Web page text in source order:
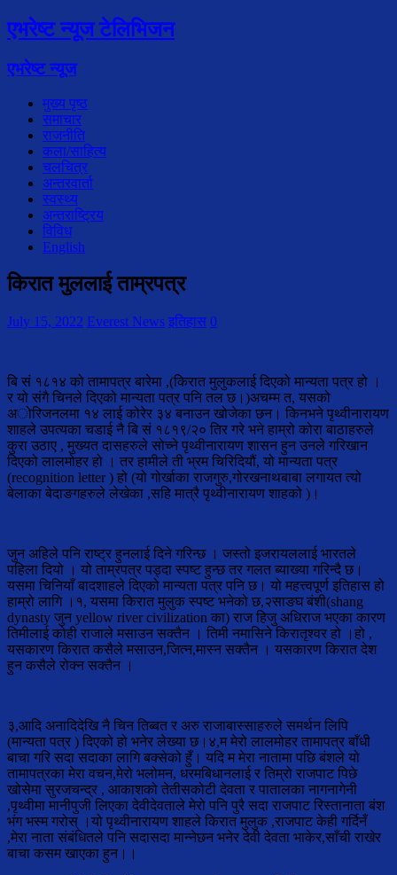
एभरेष्ट न्यूज टेलिभिजन
एभरेष्ट न्यूज
मुख्य पृष्ठ
समाचार
राजनीति
कला/साहित्य
चलचित्र
अन्तरवार्ता
स्वस्थ्य
अन्तराष्ट्रिय
विविध
English
किरात मुललाई ताम्रपत्र
July 15, 2022 Everest News इतिहास 0
बि सं १८१४ को तामापत्र बारेमा ,(किरात मुलुकलाई दिएको मान्यता पत्र हो ।
र यो संगै चिनले दिएको मान्यता पत्र पनि तल छ।)अचम्म त, यसको
अोरिजनलमा १४ लाई कोरेर ३४ बनाउन खोजेका छन। किनभने पृथ्वीनारायण
शाहले उपत्यका चडाई नै बि सं १८१९/२० तिर गरे भने हाम्रो कोरा बाठाहरुले
कुरा उठाए , मुख्यत दासहरुले सोच्ने पृथ्वीनारायण शासन हुन उनलेे गरिखान
दिएको लालमोहर हो । तर हामीले ती भ्रम चिरिदियौं, यो मान्यता पत्र
(recognition letter ) हो (यो गोर्खाका राजगुरु,गोरखनाथबाबा लगायत त्यो
बेलाका बेदाङगहरुले लेखेका ,सहि मात्रै पृथ्वीनारायण शाहको )।
जुन अहिले पनि राष्ट्र हुनलाई दिने गरिन्छ । जस्तो इजरायललाई भारतले
पहिला दियो । यो ताम्रपत्र पड्दा स्पष्ट हुन्छ तर गलत ब्याख्या गरिन्दै छ।
यसमा चिनियाँ बादशाहले दिएको मान्यता पत्र पनि छ। यो महत्त्वपूर्ण इतिहास हो
हाम्रो लागि ।१, यसमा किरात मुलुक स्पष्ट भनेको छ,२साङघ बंशी(shang
dynasty जुन yellow river civilization का) राज हिजु अधिराज भएका कारण
तिमीलाई कोही राजाले मसाउन सक्तैन । तिमी नमासिने किरातृश्वर हो ।हो ,
यसकारण किरात कसैले मसाउन,जित्न,मास्न सक्तैन । यसकारण किरात देश
हुन कसैले रोक्न सक्तैन ।
३,आदि अनादिदेखि नै चिन तिब्बत र अरु राजाबास्साहरुले समर्थन लिपि
(मान्यता पत्र ) दिएको हो भनेर लेख्या छ।४,म मेरो लालमोहर तामापत्र बाँधी
बाचा गरि सदा सदाका लागि बक्सेको हुँ। यदि म मेरा नातामा पछि बंशले यो
तामापत्रका मेरा वचन,मेरो भलोमन, धरमबिधानलाई र तिम्रो राजपाट पिछे
खोसेमा सुरजचन्द्र , आकाशको तेतीसकोटी देवता र पातालका नागनागेनी
,पृथ्वीमा मानीपुजी लिएका देवीदेवताले मेरो पनि पुरै सदा राजपाट रिस्तानाता बंश
भंग भस्म गरोस् ।यो पृथ्वीनारायण शाहले किरात मुलुक ,राजपाट केही गर्दिनँ
,मेरा नाता संबंधितले पनि सदासदा मान्नेछन भनेर देवी देवता भाकेर,साँची राखेर
बाचा कसम खाएका हुन।।